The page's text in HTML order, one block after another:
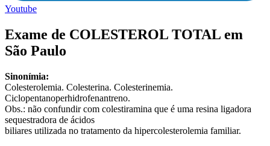
Youtube
Exame de COLESTEROL TOTAL em
São Paulo
Sinonímia:
Colesterolemia. Colesterina. Colesterinemia.
Ciclopentanoperhidrofenantreno.
Obs.: não confundir com colestiramina que é uma resina ligadora
sequestradora de ácidos
biliares utilizada no tratamento da hipercolesterolemia familiar.